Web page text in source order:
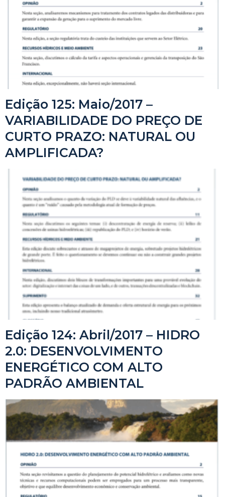
Edição 125: Maio/2017 –
VARIABILIDADE DO PREÇO DE
CURTO PRAZO: NATURAL OU
AMPLIFICADA?
Edição 124: Abril/2017 – HIDRO
2.0: DESENVOLVIMENTO
ENERGÉTICO COM ALTO
PADRÃO AMBIENTAL